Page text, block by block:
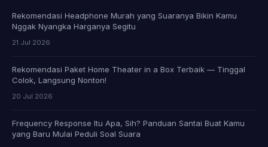
Rekomendasi Headphone Murah yang Suaranya Bikin Kamu
Nggak Nyangka Harganya Segitu
21 Jul 2026
Rekomendasi Paket Home Theater in a Box Terbaik — Tinggal
Colok, Langsung Nonton!
20 Jul 2026
Frequency Response Itu Apa, Sih? Panduan Santai Buat Kamu
yang Baru Mulai Peduli Soal Suara